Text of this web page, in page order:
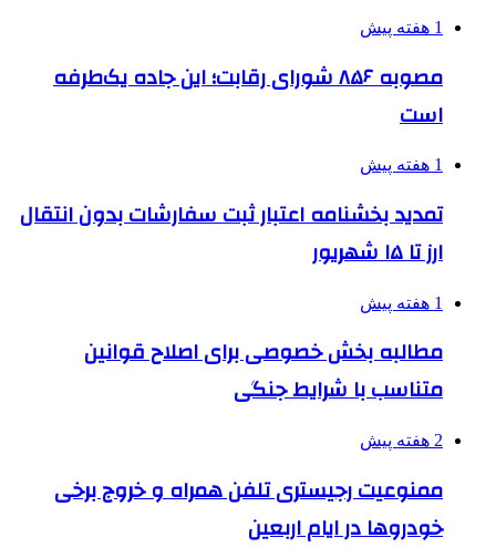
1 هفته پیش
مصوبه ۸۵۶ شورای رقابت؛ این جاده یک‌طرفه
است
1 هفته پیش
تمدید بخشنامه اعتبار ثبت سفارشات بدون انتقال
ارز تا ۱۵ شهریور
1 هفته پیش
مطالبه بخش خصوصی برای اصلاح قوانین
متناسب با شرایط جنگی
2 هفته پیش
ممنوعیت رجیستری تلفن همراه و خروج برخی
خودروها در ایام اربعین